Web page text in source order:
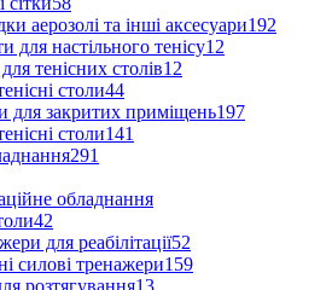
аерозолі та інші аксесуари192
для настільного тенісу12
тенісних столів12
столи44
для закритих приміщень197
столи141
291
обладнання
42
для реабілітації52
силові тренажери159
розтягування13